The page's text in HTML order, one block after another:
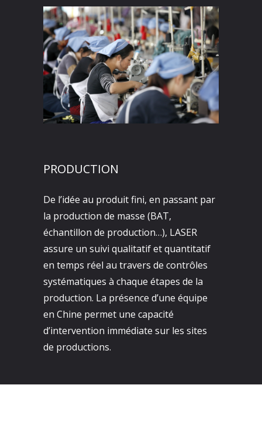
PRODUCTION
De l’idée au produit fini, en passant par
la production de masse (BAT,
échantillon de production…), LASER
assure un suivi qualitatif et quantitatif
en temps réel au travers de contrôles
systématiques à chaque étapes de la
production. La présence d’une équipe
en Chine permet une capacité
d’intervention immédiate sur les sites
de productions.